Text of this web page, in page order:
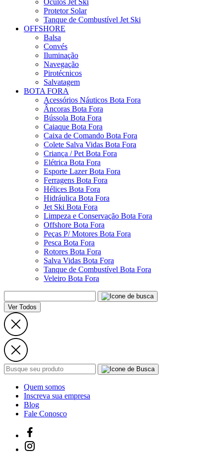
Protetor Solar
Tanque de Combustível Jet Ski
OFFSHORE
Balsa
Convés
Iluminação
Navegação
Pirotécnicos
Salvatagem
BOTA FORA
Acessórios Náuticos Bota Fora
Âncoras Bota Fora
Bússola Bota Fora
Caiaque Bota Fora
Caixa de Comando Bota Fora
Colete Salva Vidas Bota Fora
Criança / Pet Bota Fora
Elétrica Bota Fora
Esporte Lazer Bota Fora
Ferragens Bota Fora
Hélices Bota Fora
Hidráulica Bota Fora
Jet Ski Bota Fora
Limpeza e Conservação Bota Fora
Offshore Bota Fora
Peças P/ Motores Bota Fora
Pesca Bota Fora
Rotores Bota Fora
Salva Vidas Bota Fora
Tanque de Combustível Bota Fora
Veleiro Bota Fora
Ver Todos
Quem somos
Inscreva sua empresa
Blog
Fale Conosco